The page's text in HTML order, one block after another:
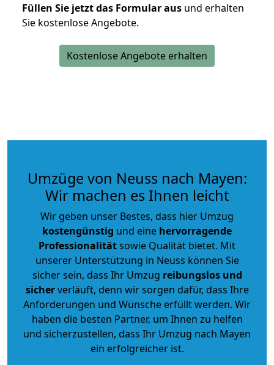
Füllen Sie jetzt das Formular aus und erhalten
Sie kostenlose Angebote.
Kostenlose Angebote erhalten
Umzüge von Neuss nach Mayen:
Wir machen es Ihnen leicht
Wir geben unser Bestes, dass hier Umzug
kostengünstig und eine hervorragende
Professionalitätsowie Qualität bietet. Mit
unserer Unterstützung in Neuss können Sie
sicher sein, dass Ihr Umzug reibungslos und
sicherverläuft, denn wir sorgen dafür, dass Ihre
Anforderungen und Wünsche erfüllt werden. Wir
haben die besten Partner, um Ihnen zu helfen
und sicherzustellen, dass Ihr Umzug nach Mayen
ein erfolgreicher ist.